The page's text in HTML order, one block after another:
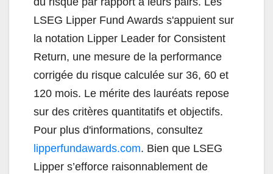
LSEG Lipper Fund Awards s'appuient sur
la notation Lipper Leader for Consistent
Return, une mesure de la performance
corrigée du risque calculée sur 36, 60 et
120 mois. Le mérite des lauréats repose
sur des critères quantitatifs et objectifs.
Pour plus d'informations, consultez
lipperfundawards.com. Bien que LSEG
Lipper s’efforce raisonnablement de